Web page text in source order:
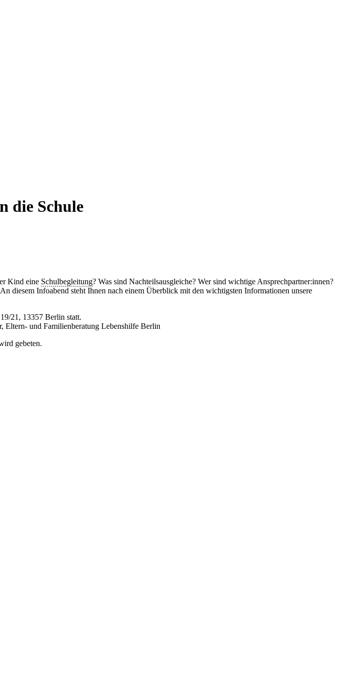
die Schule
Kind eine Schulbegleitung? Was sind Nachteilsausgleiche? Wer sind wichtige Ansprechpartner:innen?
diesem Infoabend steht Ihnen nach einem Überblick mit den wichtigsten Informationen unsere
21, 13357 Berlin statt.
Eltern- und Familienberatung Lebenshilfe Berlin
gebeten.